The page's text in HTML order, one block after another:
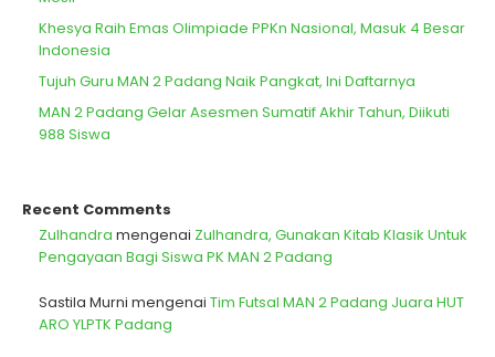
Khesya Raih Emas Olimpiade PPKn Nasional, Masuk 4 Besar
Indonesia
Tujuh Guru MAN 2 Padang Naik Pangkat, Ini Daftarnya
MAN 2 Padang Gelar Asesmen Sumatif Akhir Tahun, Diikuti
988 Siswa
Recent Comments
Zulhandra mengenai Zulhandra, Gunakan Kitab Klasik Untuk
Pengayaan Bagi Siswa PK MAN 2 Padang
Sastila Murni mengenai Tim Futsal MAN 2 Padang Juara HUT
ARO YLPTK Padang